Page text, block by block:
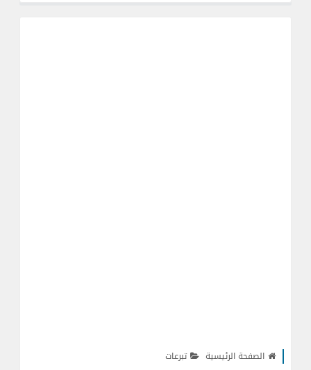
الصفحة الرئيسية تبرعات